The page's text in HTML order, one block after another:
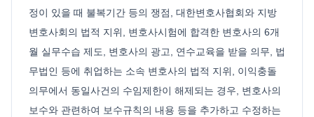
정이 있을 때 불복기간 등의 쟁점, 대한변호사협회와 지방
변호사회의 법적 지위, 변호사시험에 합격한 변호사의 6개
월 실무수습 제도, 변호사의 광고, 연수교육을 받을 의무, 법
무법인 등에 취업하는 소속 변호사의 법적 지위, 이익충돌
의무에서 동일사건의 수임제한이 해제되는 경우, 변호사의
보수와 관련하여 보수규칙의 내용 등을 추가하고 수정하는